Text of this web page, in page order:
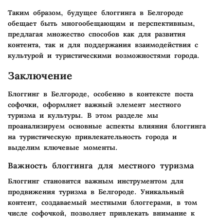
Таким образом, будущее блоггинга в Белгороде
обещает быть многообещающим и перспективным,
предлагая множество способов как для развития
контента, так и для поддержания взаимодействия с
культурой и туристическими возможностями города.
Заключение
Блоггинг в Белгороде, особенно в контексте поста
софочки, оформляет важный элемент местного
туризма и культуры. В этом разделе мы
проанализируем основные аспекты влияния блоггинга
на туристическую привлекательность города и
выделим ключевые моменты.
Важность блоггинга для местного туризма
Блоггинг становится важным инструментом для
продвижения туризма в Белгороде. Уникальный
контент, создаваемый местными блоггерами, в том
числе софочкой, позволяет привлекать внимание к